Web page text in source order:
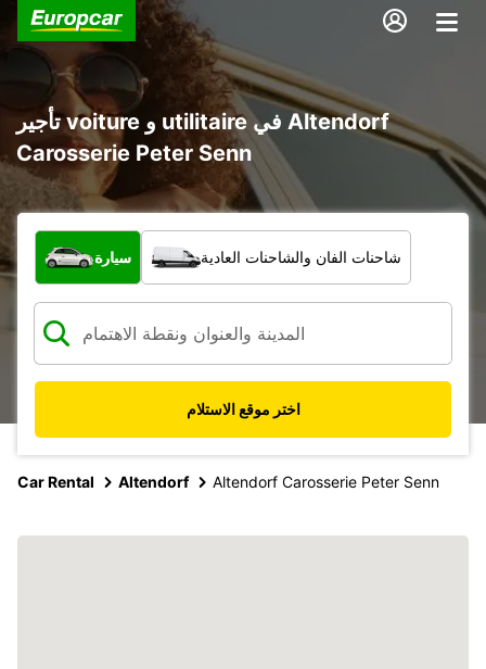
تأجير voiture و utilitaire في Altendorf
Carosserie Peter Senn
ما نوع المركبة؟
سيارة شاحنات الفان والشاحنات العادية
اختر موقع الاستلام
Car Rental Altendorf Altendorf Carosserie Peter Senn